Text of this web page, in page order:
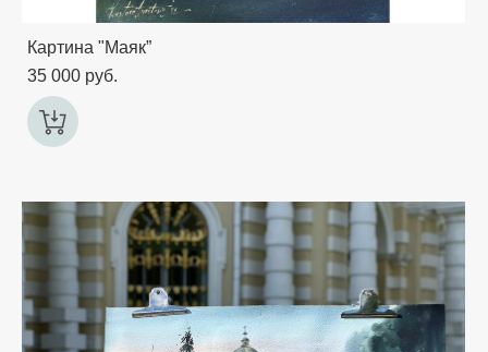
Картина "Маяк”
35 000 pуб.